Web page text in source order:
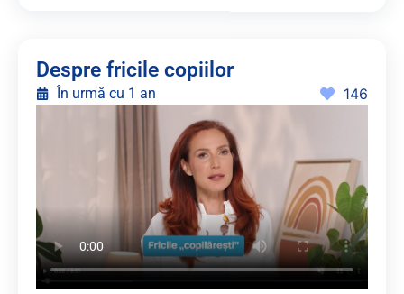
Despre fricile copiilor
În urmă cu 1 an 146